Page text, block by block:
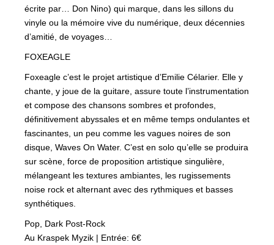
écrite par… Don Nino) qui marque, dans les sillons du
vinyle ou la mémoire vive du numérique, deux décennies
d’amitié, de voyages…
FOXEAGLE
Foxeagle c’est le projet artistique d’Emilie Célarier. Elle y
chante, y joue de la guitare, assure toute l’instrumentation
et compose des chansons sombres et profondes,
définitivement abyssales et en même temps ondulantes et
fascinantes, un peu comme les vagues noires de son
disque, Waves On Water. C’est en solo qu’elle se produira
sur scène, force de proposition artistique singulière,
mélangeant les textures ambiantes, les rugissements
noise rock et alternant avec des rythmiques et basses
synthétiques.
Pop, Dark Post-Rock
Au Kraspek Myzik | Entrée: 6€